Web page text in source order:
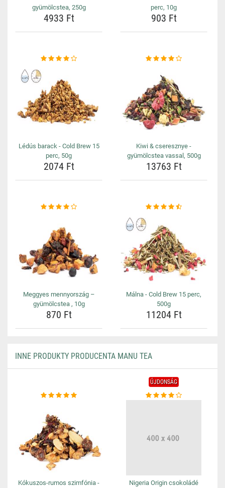
gyümölcstea, 250g
4933 Ft
perc, 10g
903 Ft
Lédús barack - Cold Brew 15
perc, 50g
2074 Ft
Kiwi & cseresznye -
gyümölcstea vassal, 500g
13763 Ft
Meggyes mennyország –
gyümölcstea , 10g
870 Ft
Málna - Cold Brew 15 perc,
500g
11204 Ft
INNE PRODUKTY PRODUCENTA MANU TEA
Kókuszos-rumos szimfónia -
ÚJDONSÁG
Nigeria Origin csokoládé